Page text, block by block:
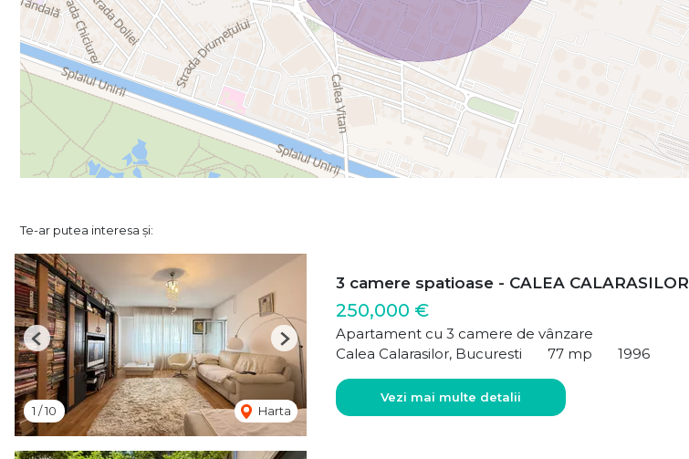
Te-ar putea interesa și:
1 /10 Harta
Previous Next
3 camere spatioase - CALEA CALARASILOR
250,000 €
Apartament cu 3 camere de vânzare
Calea Calarasilor, Bucuresti
77 mp 1996
Vezi mai multe detalii